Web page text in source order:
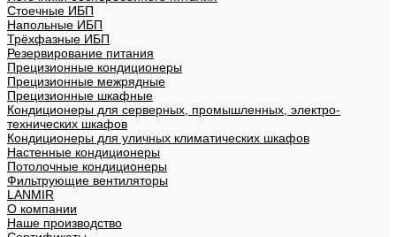
Стоечные ИБП
Напольные ИБП
Трёхфазные ИБП
Резервирование питания
Прецизионные кондиционеры
Прецизионные межрядные
Прецизионные шкафные
Кондиционеры для серверных, промышленных, электро-
технических шкафов
Кондиционеры для уличных климатических шкафов
Настенные кондиционеры
Потолочные кондиционеры
Фильтрующие вентиляторы
LANMIR
О компании
Наше производство